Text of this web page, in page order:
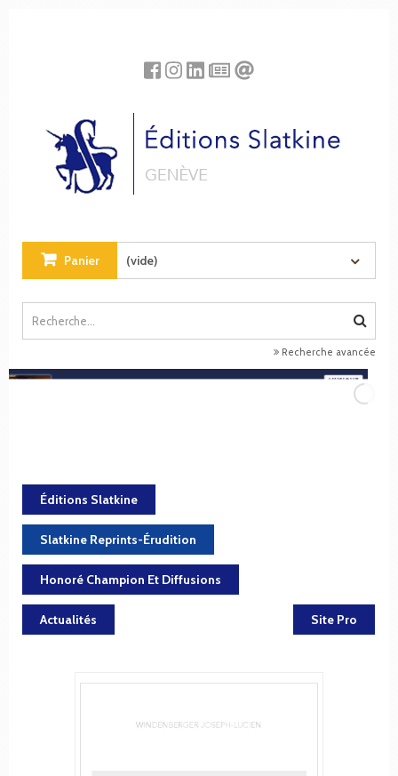
Panier (vide)
Recherche avancée
Éditions Slatkine
Slatkine Reprints-Érudition
Honoré Champion Et Diffusions
Actualités Site Pro